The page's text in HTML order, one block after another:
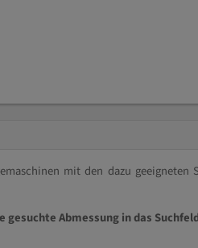
mit den dazu geeigneten
Abmessung in das